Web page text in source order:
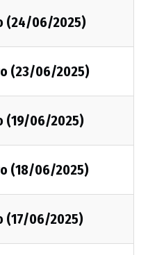
(24/06/2025)
(23/06/2025)
(19/06/2025)
(18/06/2025)
(17/06/2025)